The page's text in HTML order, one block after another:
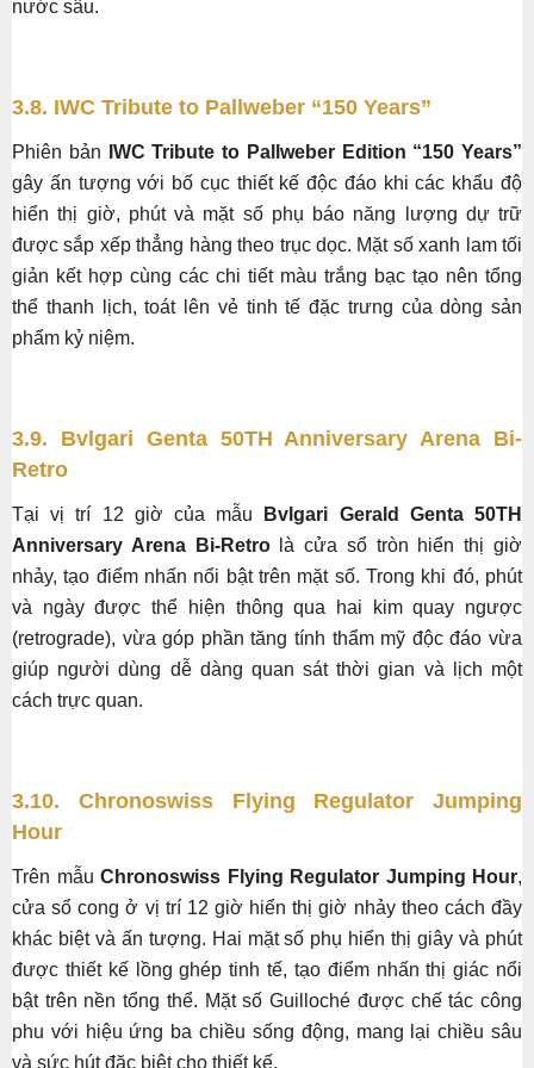
nước sâu.
3.8. IWC Tribute to Pallweber “150 Years”
Phiên bản IWC Tribute to Pallweber Edition “150 Years”
gây ấn tượng với bố cục thiết kế độc đáo khi các khẩu độ
hiển thị giờ, phút và mặt số phụ báo năng lượng dự trữ
được sắp xếp thẳng hàng theo trục dọc. Mặt số xanh lam tối
giản kết hợp cùng các chi tiết màu trắng bạc tạo nên tổng
thể thanh lịch, toát lên vẻ tinh tế đặc trưng của dòng sản
phẩm kỷ niệm.
3.9. Bvlgari Genta 50TH Anniversary Arena Bi-
Retro
Tại vị trí 12 giờ của mẫu Bvlgari Gerald Genta 50TH
Anniversary Arena Bi-Retro
là cửa sổ tròn hiển thị giờ
nhảy, tạo điểm nhấn nổi bật trên mặt số. Trong khi đó, phút
và ngày được thể hiện thông qua hai kim quay ngược
(retrograde), vừa góp phần tăng tính thẩm mỹ độc đáo vừa
giúp người dùng dễ dàng quan sát thời gian và lịch một
cách trực quan.
3.10. Chronoswiss Flying Regulator Jumping
Hour
Trên mẫu Chronoswiss Flying Regulator Jumping Hour,
cửa sổ cong ở vị trí 12 giờ hiển thị giờ nhảy theo cách đầy
khác biệt và ấn tượng. Hai mặt số phụ hiển thị giây và phút
được thiết kế lồng ghép tinh tế, tạo điểm nhấn thị giác nổi
bật trên nền tổng thể. Mặt số Guilloché được chế tác công
phu với hiệu ứng ba chiều sống động, mang lại chiều sâu
và sức hút đặc biệt cho thiết kế.